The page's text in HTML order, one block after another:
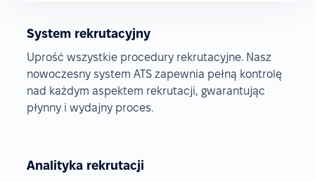
System rekrutacyjny
Uprość wszystkie procedury rekrutacyjne. Nasz
nowoczesny system ATS zapewnia pełną kontrolę
nad każdym aspektem rekrutacji, gwarantując
płynny i wydajny proces.
Analityka rekrutacji